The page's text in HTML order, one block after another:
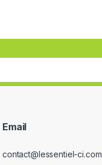
Email
contact@lessentiel-ci.com